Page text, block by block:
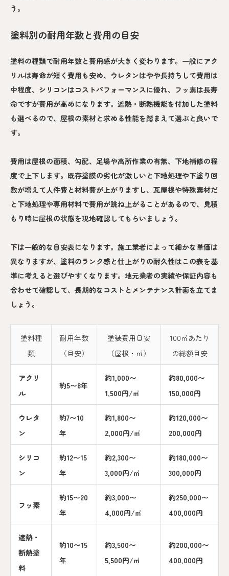
う。
塗料別の耐用年数と費用の目安
塗料の種類で耐用年数と費用感が大きく変わります。一般にアク
リルは寿命が短く費用も安め、ウレタンはやや長持ちして費用は
中程度、シリコンはコストパフォーマンスに優れ、フッ素は長寿
命ですが費用が高めになります。遮熱・断熱機能を付加した塗料
も選べるので、屋根の素材と求める性能を踏まえて選ぶと良いで
す。
費用は屋根の面積、勾配、足場や高所作業の有無、下地補修の程
度で上下します。既存塗膜の劣化が激しいと下地処理や下塗り回
数が増えて人件費と材料費が上がりますし、瓦屋根や特殊素材だ
と下地処理や専用材料で費用が跳ね上がることがあるので、見積
もり時に屋根の状態を現地確認してもらいましょう。
下は一般的な目安表になります。施工業者によって細かな単価は
異なりますが、塗料のランク感と仕上がりの耐久性はこの表を基
準に考えると選びやすくなります。地元業者の実績や保証内容も
合わせて確認して、長期的なコストとメンテナンス計画を立てま
しょう。
塗料種
類
耐用年数
（目安）
塗装費用目安
（屋根・㎡）
100㎡あたり
の総額目安
アクリ
ル
約5〜8年
約1,000〜
1,500円/㎡
約80,000〜
150,000円
ウレタ
ン
約7〜10
年
約1,800〜
2,000円/㎡
約120,000〜
200,000円
シリコ
ン
約12〜15
年
約2,300〜
3,000円/㎡
約180,000〜
300,000円
フッ素
約15〜20
年
約3,000〜
4,000円/㎡
約250,000〜
400,000円
遮熱・
断熱塗
料
約10〜15
年
約3,500〜
5,500円/㎡
約200,000〜
400,000円